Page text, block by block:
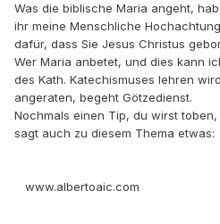
Was die biblische Maria angeht,
ihr meine Menschliche
dafür, dass Sie Jesus Christus
Wer Maria anbetet, und dies kann
des Kath. Katechismuses lehren
angeraten, begeht Götzedienst.
Nochmals einen Tip, du wirst
sagt auch zu diesem Thema etwas:
www.albertoaic.com